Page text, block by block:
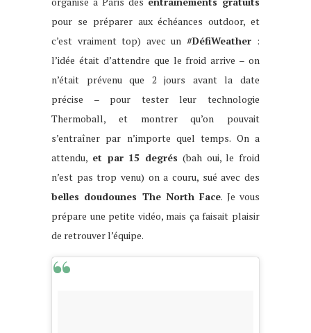
pour se préparer aux échéances outdoor, et
c’est vraiment top) avec un #DéfiWeather :
l’idée était d’attendre que le froid arrive – on
n’était prévenu que 2 jours avant la date
précise – pour tester leur technologie
Thermoball, et montrer qu’on pouvait
s’entraîner par n’importe quel temps. On a
attendu, et par 15 degrés (bah oui, le froid
n’est pas trop venu) on a couru, sué avec des
belles doudounes The North Face. Je vous
prépare une petite vidéo, mais ça faisait plaisir
de retrouver l’équipe.